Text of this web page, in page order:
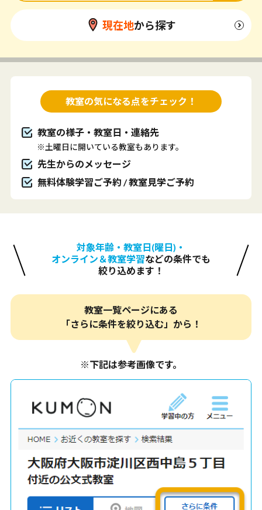
現在地から探す
教室の気になる点をチェック！
教室の様子・教室日・連絡先
※土曜日に開いている教室もあります。
先生からのメッセージ
無料体験学習ご予約 / 教室見学ご予約
対象年齢・教室日(曜日)・
オンライン＆教室学習などの条件でも
絞り込めます！
教室一覧ページにある
「さらに条件を絞り込む」から！
※下記は参考画像です。